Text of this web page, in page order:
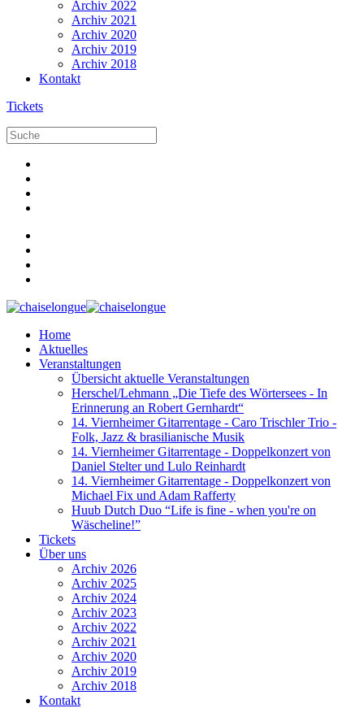
Archiv 2022
Archiv 2021
Archiv 2020
Archiv 2019
Archiv 2018
Kontakt
Tickets
Home
Aktuelles
Veranstaltungen
Übersicht aktuelle Veranstaltungen
Herschel/Lehmann „Die Tiefe des Wörtersees - In
Erinnerung an Robert Gernhardt“
14. Viernheimer Gitarrentage - Caro Trischler Trio -
Folk, Jazz & brasilianische Musik
14. Viernheimer Gitarrentage - Doppelkonzert von
Daniel Stelter und Lulo Reinhardt
14. Viernheimer Gitarrentage - Doppelkonzert von
Michael Fix und Adam Rafferty
Huub Dutch Duo “Life is fine - when you're on
Wäscheline!”
Tickets
Über uns
Archiv 2026
Archiv 2025
Archiv 2024
Archiv 2023
Archiv 2022
Archiv 2021
Archiv 2020
Archiv 2019
Archiv 2018
Kontakt